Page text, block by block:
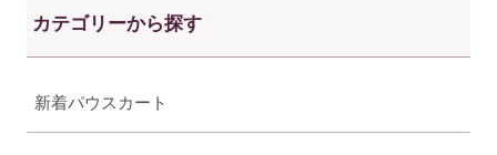
カテゴリーから探す
新着パウスカート